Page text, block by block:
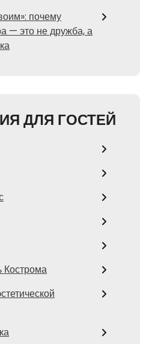
почему
— это не дружба, а
ДЛЯ ГОСТЕЙ
Кострома